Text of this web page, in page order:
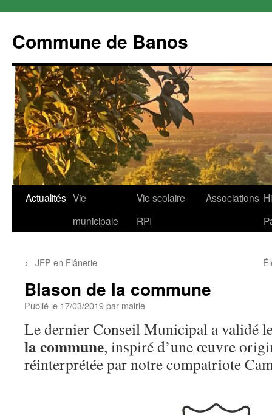
Commune de Banos
Aller
Actualités Vie
municipale
Vie scolaire-
RPI
Associations
← JFP en Flânerie
Blason de la commune
Publié le 17/03/2019par mairie
Le dernier Conseil Municipal a validé
la commune, inspiré d’une œuvre
réinterprétée par notre compatriote